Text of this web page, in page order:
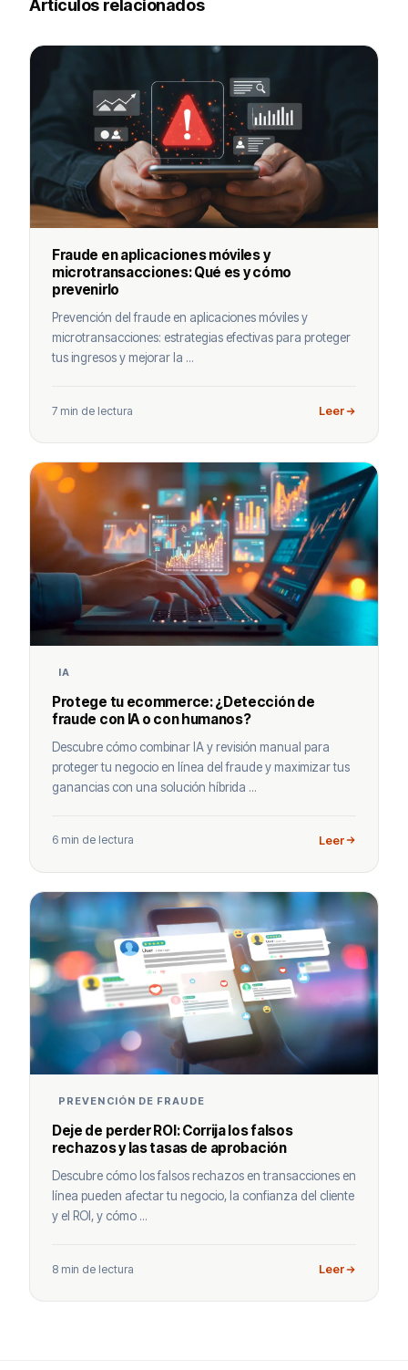
Artículos relacionados
Fraude en aplicaciones móviles y
microtransacciones: Qué es y cómo
prevenirlo
Prevención del fraude en aplicaciones móviles y
microtransacciones: estrategias efectivas para proteger
tus ingresos y mejorar la ...
7 min de lectura Leer
IA
Protege tu ecommerce: ¿Detección de
fraude con IA o con humanos?
Descubre cómo combinar IA y revisión manual para
proteger tu negocio en línea del fraude y maximizar tus
ganancias con una solución híbrida ...
6 min de lectura Leer
PREVENCIÓN DE FRAUDE
Deje de perder ROI: Corrija los falsos
rechazos y las tasas de aprobación
Descubre cómo los falsos rechazos en transacciones en
línea pueden afectar tu negocio, la confianza del cliente
y el ROI, y cómo ...
8 min de lectura Leer